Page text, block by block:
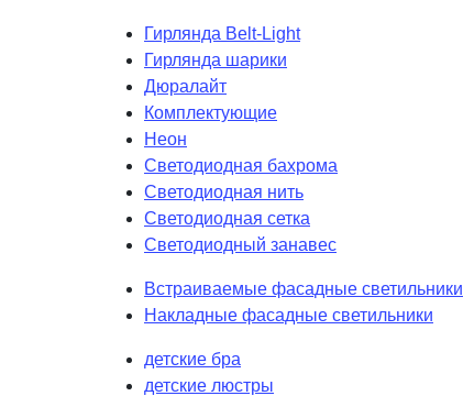
Гирлянда Belt-Light
Гирлянда шарики
Дюралайт
Комплектующие
Неон
Светодиодная бахрома
Светодиодная нить
Светодиодная сетка
Светодиодный занавес
Встраиваемые фасадные светильники
Накладные фасадные светильники
детские бра
детские люстры